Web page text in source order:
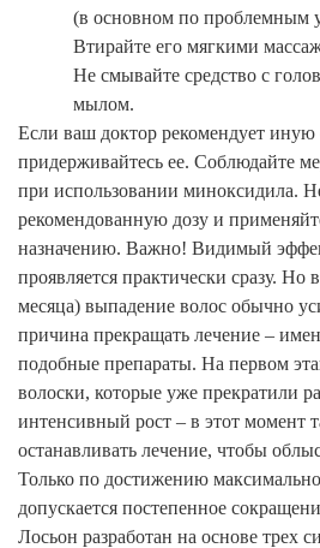
(в основном по проблемным
Втирайте его мягкими
Не смывайте средство с
мылом.
Если ваш доктор рекомендует иную
придерживайтесь ее. Соблюдайте
при использовании миноксидила.
рекомендованную дозу и
назначению. Важно! Видимый
проявляется практически сразу. Но
месяца) выпадение волос обычно
причина прекращать лечение –
подобные препараты. На первом
волоски, которые уже прекратили
интенсивный рост – в этот момент
останавливать лечение, чтобы
Только по достижению
допускается постепенное
Лосьон разработан на основе трех